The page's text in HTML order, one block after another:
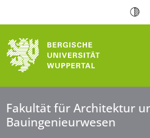
Fakultät für Architektur
Bauingenieurwesen